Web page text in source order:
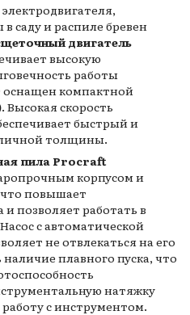
саду и распиле бревен
двигатель
высокую
работы
компактной
. Высокая скорость
быстрый и
толщины.
пила Procraft
корпусом и
повышает
позволяет работать в
с автоматической
не отвлекаться на его
плавного пуска, что
натяжку
с инструментом.